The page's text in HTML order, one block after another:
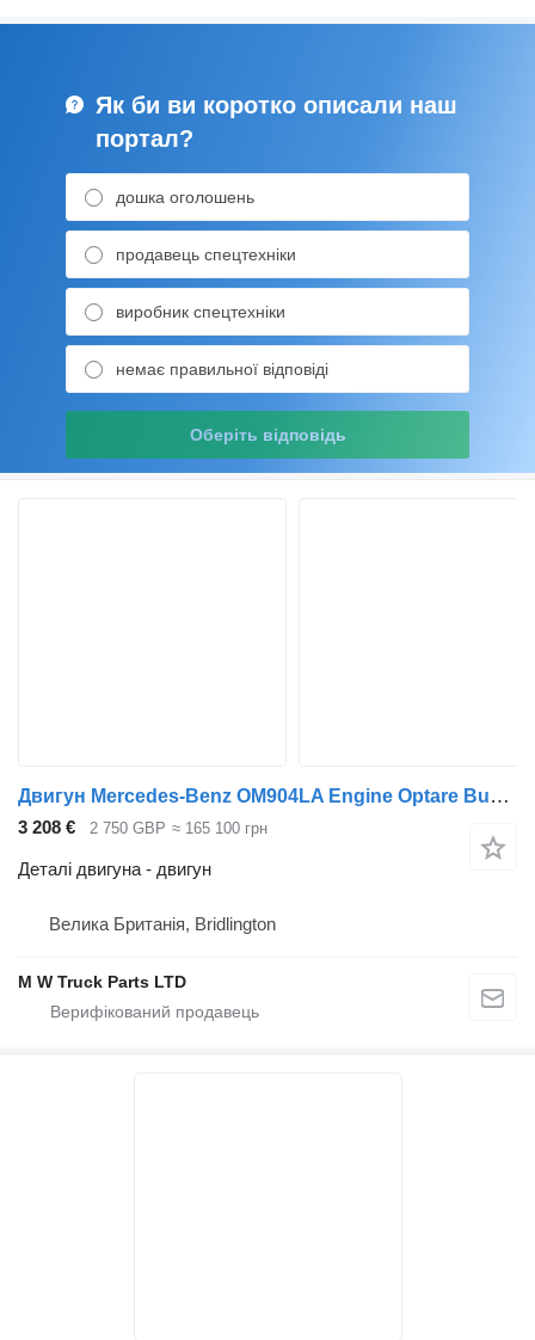
Як би ви коротко описали наш
портал?
дошка оголошень
продавець спецтехніки
виробник спецтехніки
немає правильної відповіді
Оберіть відповідь
Двигун Mercedes-Benz OM904LA Engine Optare Bus Vario Atego до вантажівки
3 208 € 2 750 GBP ≈ 165 100 грн
Деталі двигуна - двигун
Велика Британія, Bridlington
M W Truck Parts LTD